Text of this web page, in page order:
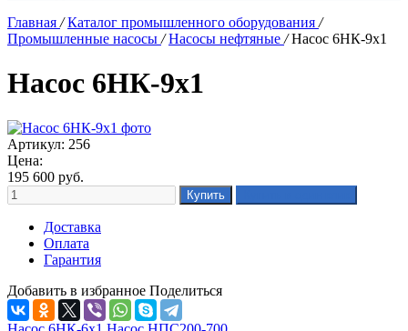
Главная / Каталог промышленного оборудования /
Промышленные насосы / Насосы нефтяные / Насос 6НК-9х1
Насос 6НК-9х1
Артикул: 256
Цена:
195 600 руб.
Доставка
Оплата
Гарантия
Добавить в избранное Поделиться